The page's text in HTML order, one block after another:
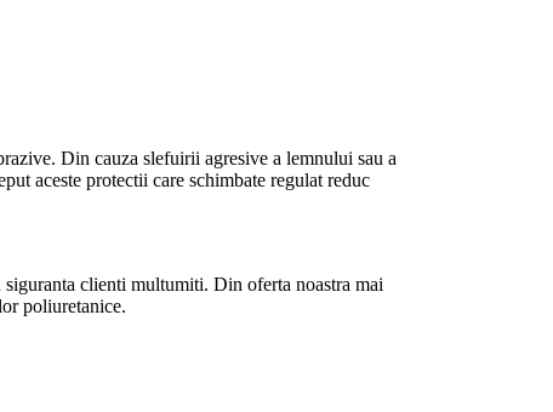
Din cauza slefuirii agresive a lemnului sau a
aceste protectii care schimbate regulat reduc
clienti multumiti. Din oferta noastra mai
poliuretanice.